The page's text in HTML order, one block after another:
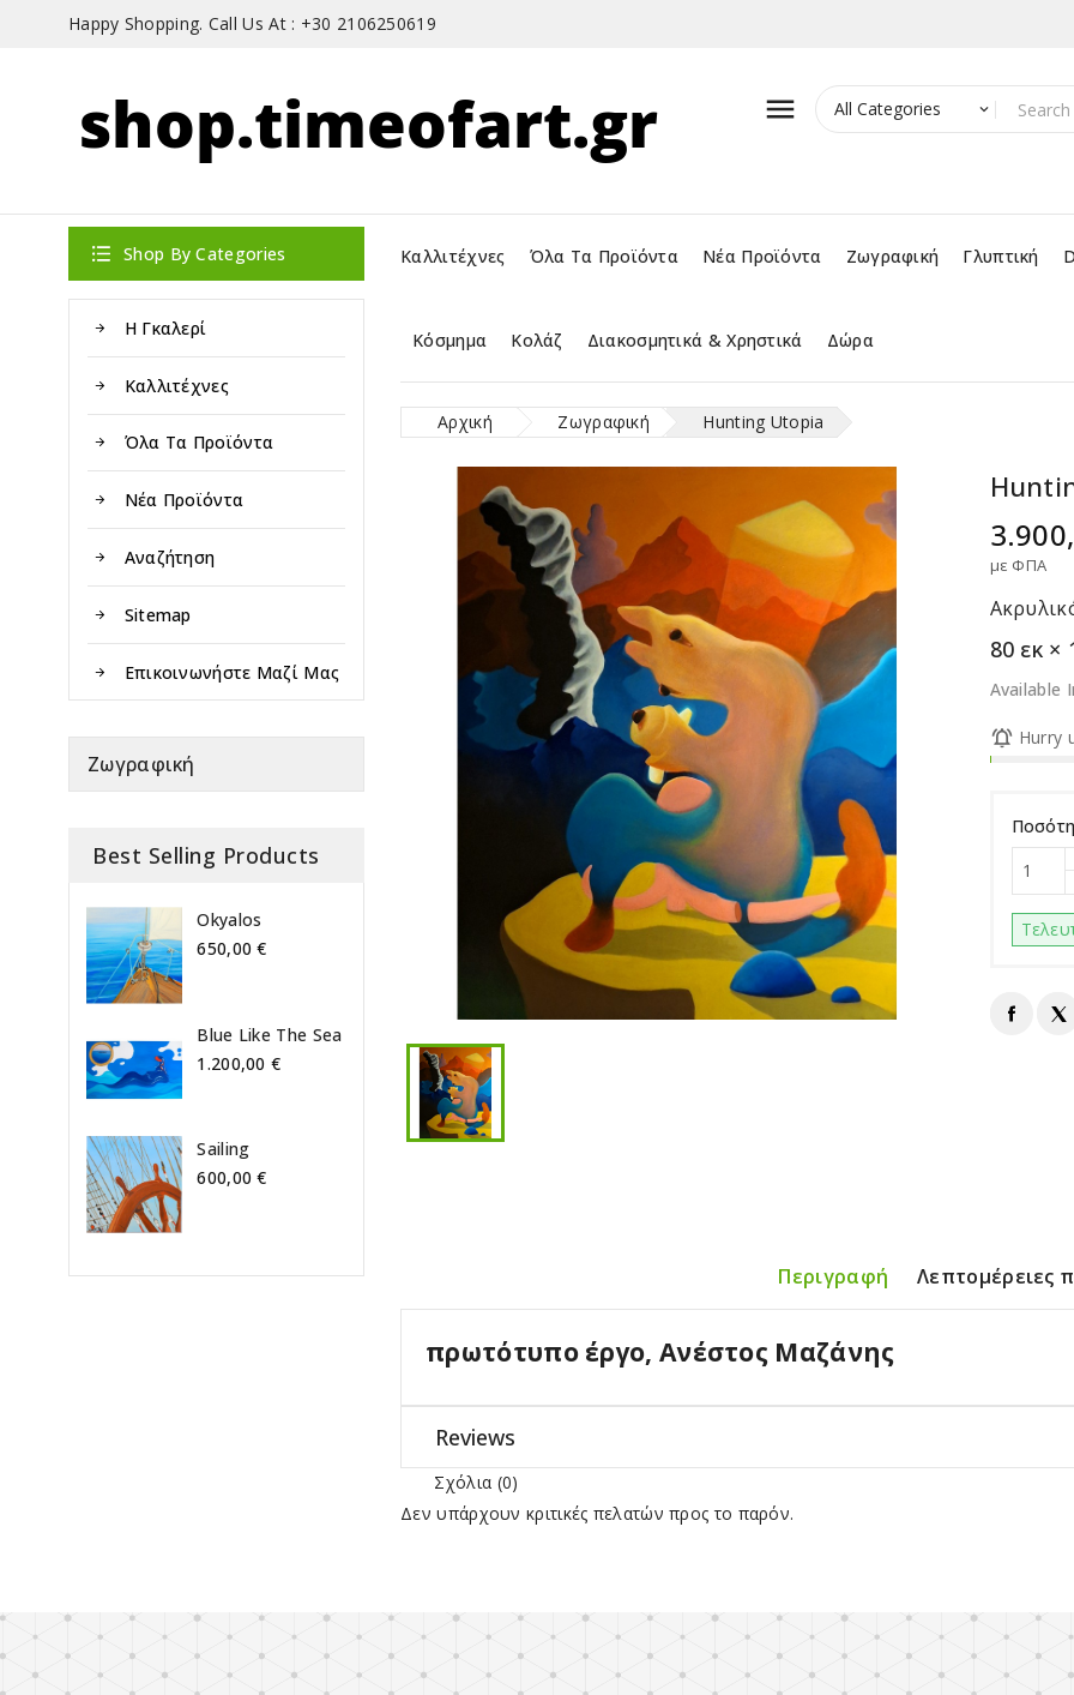
Happy Shopping. Call Us At : +30 2106250619

 Shop By Categories
Η Γκαλερί
Καλλιτέχνες
Όλα Τα Προϊόντα
Νέα Προϊόντα
Αναζήτηση
Sitemap
Επικοινωνήστε Μαζί Μας
Ζωγραφική
Best Selling Products
Okyalos
650,00 €
Blue Like The Sea
1.200,00 €
Sailing
600,00 €
Καλλιτέχνες Όλα Τα Προϊόντα Νέα Προϊόντα Ζωγραφική Γλυπτική
Κόσμημα Κολάζ Διακοσμητικά & Χρηστικά Δώρα
Αρχική Ζωγραφική Hunting Utopia
με ΦΠΑ
80 εκ ×
Available
 Hurry
Περιγραφή Λεπτομέρειες
πρωτότυπο έργο, Ανέστος Μαζάνης
Reviews
Σχόλια (0)
Δεν υπάρχουν κριτικές πελατών προς το παρόν.